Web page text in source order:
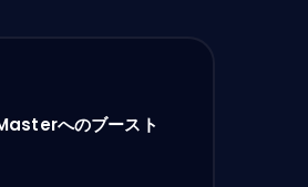
へのブースト